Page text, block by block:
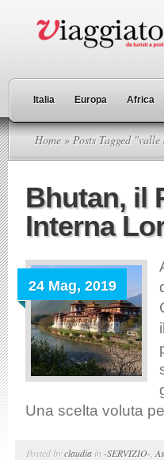
Italia Europa Africa
Home » Posts Tagged
Bhutan, il
Interna
24 Mag, 2019
Una scelta voluta
Posted byclaudia in -SERVIZIO-